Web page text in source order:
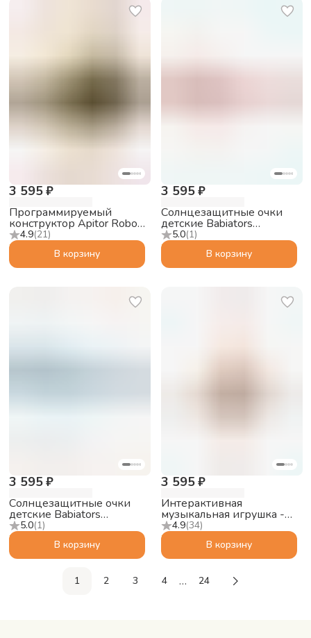
4.9(21)
3 595 ₽
Программируемый
конструктор Apitor Robot
R 4в1
В корзину
5.0(1)
3 595 ₽
Солнцезащитные очки
детские Babiators
Polarized Navigator
Идеальная папайя, 3-5
В корзину
5.0(1)
3 595 ₽
Солнцезащитные очки
детские Babiators
Polarized Navigator
Сумеречный синий, 6+
В корзину
4.9(34)
3 595 ₽
Интерактивная
музыкальная игрушка -
Bluetooth-колонка
Детского радио alilo K1,
оранжевыйВ корзину
1 2 3 4 … 24